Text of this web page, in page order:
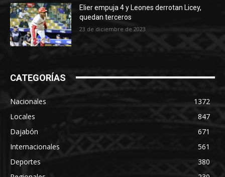
Elier empuja 4 y Leones derrotan Licey,
quedan terceros
23 de diciembre de 2023
CATEGORÍAS
Nacionales
1372
Locales
847
Dajabón
671
Internacionales
561
Deportes
380